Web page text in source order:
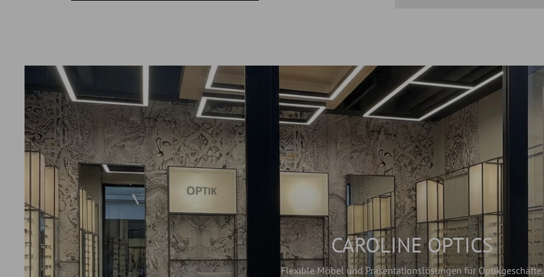
CAROLINE OPTICS
Flexible Möbel und Präsentationslösungen für Optikgeschäfte.